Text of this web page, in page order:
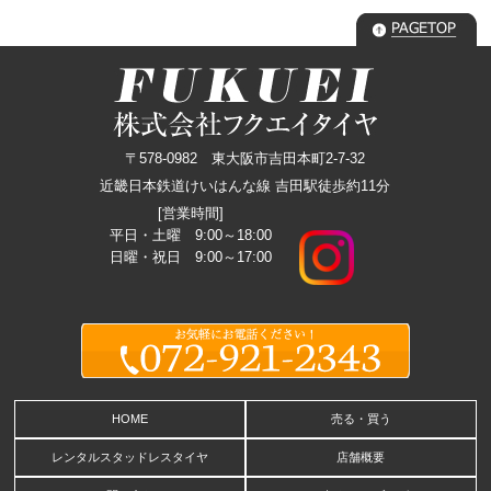
〒578-0982 東大阪市吉田本町2-7-32
近畿日本鉄道けいはんな線 吉田駅徒歩約11分
[営業時間]
平日・土曜 9:00～18:00
日曜・祝日 9:00～17:00
HOME 売る・買う
レンタルスタッドレスタイヤ 店舗概要